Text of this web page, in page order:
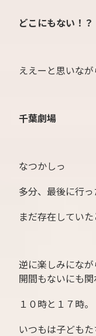
どこにもない！？
ええーと思いな
千葉劇場
なつかしっ
多分、最後に行っ
まだ存在してい
逆に楽しみにな
開間もないにも関
１０時と１７時。
いつもは子ども